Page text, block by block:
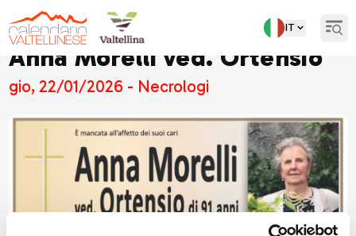
IT
Anna Morelli ved. Ortensio
gio, 22/01/2026 - Necrologi